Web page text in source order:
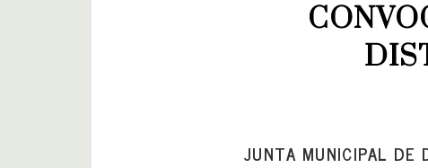
JUNTA MUNICIPAL DE